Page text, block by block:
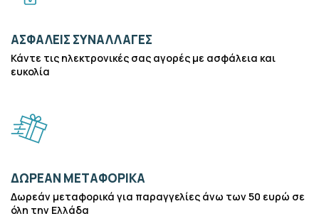
ΑΣΦΑΛΕΊΣ ΣΥΝΑΛΛΑΓΈΣ
Κάντε τις ηλεκτρονικές σας αγορές με ασφάλεια και
ευκολία
ΔΩΡΕΆΝ ΜΕΤΑΦΟΡΙΚΆ
Δωρεάν μεταφορικά για παραγγελίες άνω των 50 ευρώ σε
όλη την Ελλάδα